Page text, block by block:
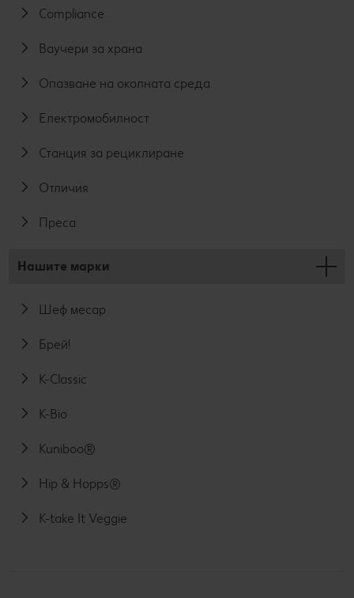
Compliance
Ваучери за храна
Опазване на околната среда
Електромобилност
Станция за рециклиране
Отличия
Преса
Нашите марки
Шеф месар
Брей!
K-Classic
K-Bio
Kuniboo®
Hip & Hopps®
K-take It Veggie